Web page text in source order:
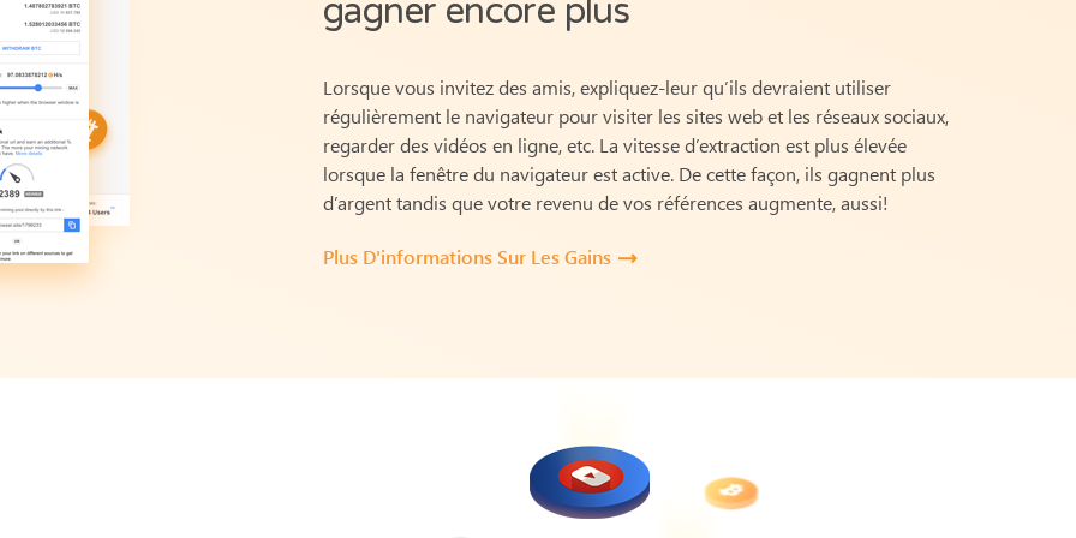
gagner encore plus
Lorsque vous invitez des amis, expliquez-leur qu’ils devraient utiliser
régulièrement le navigateur pour visiter les sites web et les réseaux sociaux,
regarder des vidéos en ligne, etc. La vitesse d’extraction est plus élevée
lorsque la fenêtre du navigateur est active. De cette façon, ils gagnent plus
d’argent tandis que votre revenu de vos références augmente, aussi!
Plus D'informations Sur Les Gains